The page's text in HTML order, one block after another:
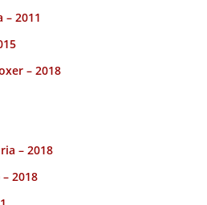
– 2011
– 2018
– 2018
2018